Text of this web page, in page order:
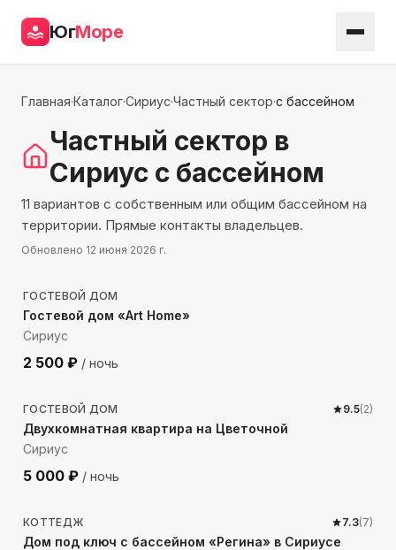
ЮгМоре
Главная·Каталог·Сириус·Частный сектор·с бассейном
Частный сектор в
Сириус с бассейном
11 вариантов с собственным или общим бассейном на
территории. Прямые контакты владельцев.
Обновлено 12 июня 2026 г.
1974м до моря
ГОСТЕВОЙ ДОМ
Гостевой дом «Art Home»
Сириус
2 500 ₽ / ночь
564м до моря
ГОСТЕВОЙ ДОМ 9.5(2)
Двухкомнатная квартира на Цветочной
Сириус
5 000 ₽ / ночь
1867 м до моря
КОТТЕДЖ 7.3(7)
Дом под ключ с бассейном «Регина» в Сириусе